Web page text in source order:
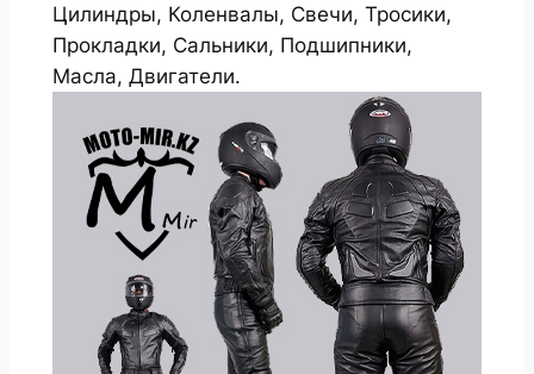
Цилиндры, Коленвалы, Свечи, Тросики,
Прокладки, Сальники, Подшипники,
Масла, Двигатели.